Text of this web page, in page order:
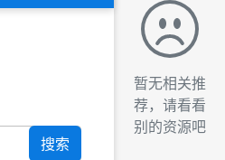
搜索
暂无相关推
荐，请看看
别的资源吧